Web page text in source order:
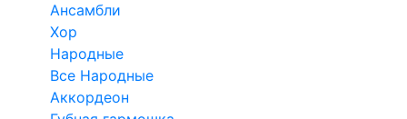
Ансамбли
Хор
Народные
Все Народные
Аккордеон